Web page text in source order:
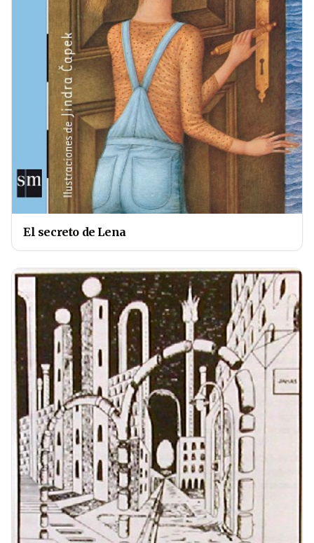
El secreto de Lena